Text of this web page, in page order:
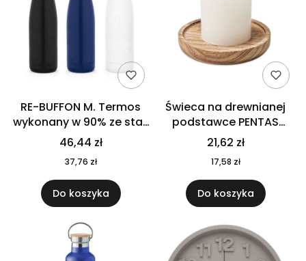
RE-BUFFON M. Termos
wykonany w 90% ze stali
nierdzewnej
pochodzącej z
recyklingu 520 ml 94294
46,44 zł
37,76 zł
Do koszyka
Świeca na drewnianej
podstawce PENTAS
MO6282-40
21,62 zł
17,58 zł
Do koszyka